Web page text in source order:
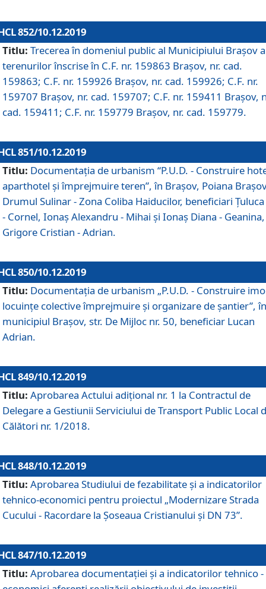
852/10.12.2019
Titlu: Trecerea în domeniul public al Municipiului Braşov a
terenurilor înscrise în C.F. nr. 159863 Brașov, nr. cad.
159863; C.F. nr. 159926 Brașov, nr. cad. 159926; C.F. nr.
159707 Brașov, nr. cad. 159707; C.F. nr. 159411 Brașov,
cad. 159411; C.F. nr. 159779 Brașov, nr. cad. 159779.
851/10.12.2019
Titlu: Documentaţia de urbanism “P.U.D. - Construire
aparthotel şi împrejmuire teren”, în Braşov, Poiana
Drumul Sulinar - Zona Coliba Haiducilor, beneficiari
- Cornel, Ionaş Alexandru - Mihai şi Ionaş Diana - Geanina,
Grigore Cristian - Adrian.
850/10.12.2019
Titlu: Documentaţia de urbanism „P.U.D. - Construire
locuințe colective împrejmuire și organizare de șantier”, în
municipiul Braşov, str. De Mijloc nr. 50, beneficiar Lucan
Adrian.
849/10.12.2019
Titlu: Aprobarea Actului adiţional nr. 1 la Contractul de
Delegare a Gestiunii Serviciului de Transport Public Local
Călători nr. 1/2018.
848/10.12.2019
Titlu: Aprobarea Studiului de fezabilitate şi a indicatorilor
tehnico-economici pentru proiectul „Modernizare Strada
Cucului - Racordare la Șoseaua Cristianului și DN 73”.
847/10.12.2019
Titlu: Aprobarea documentației și a indicatorilor tehnico -